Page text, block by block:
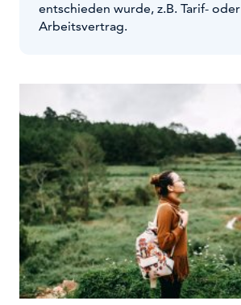
entschieden wurde, z.B. Tarif- oder
Arbeitsvertrag.